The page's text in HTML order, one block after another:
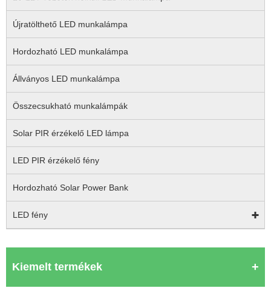
Újratölthető LED munkalámpa
Hordozható LED munkalámpa
Állványos LED munkalámpa
Összecsukható munkalámpák
Solar PIR érzékelő LED lámpa
LED PIR érzékelő fény
Hordozható Solar Power Bank
LED fény
Kiemelt termékek